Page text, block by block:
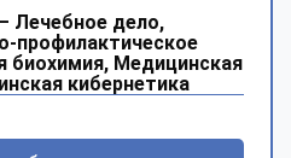
Лечебное дело,
профилактическое
биохимия, Медицинская
кибернетика